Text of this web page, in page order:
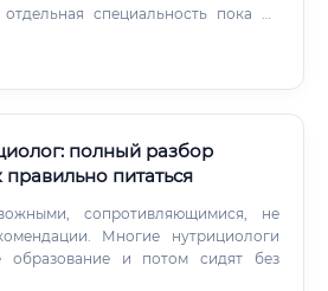
специальность пока не
рамках специальности «лечебное
для специалистов с
полный разбор
питаться
сопротивляющимися, не
Многие нутрициологи
образование и потом сидят без